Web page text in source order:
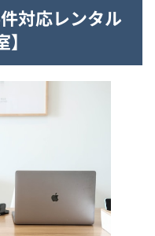
対応レンタル